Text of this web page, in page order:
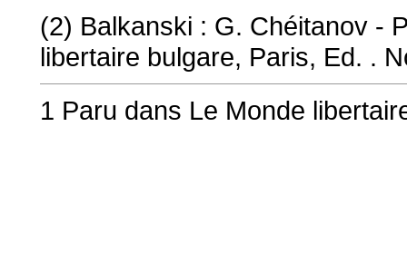
(2) Balkanski : G. Chéitanov -
libertaire bulgare, Paris, Ed. .
1 Paru dans Le Monde